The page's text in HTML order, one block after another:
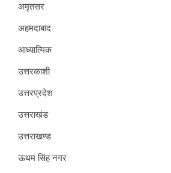
अमृतसर
अहमदाबाद
आध्यात्मिक
उत्तरकाशी
उत्तरप्रदेश
उत्तराखंड
उत्तराखण्ड
ऊधम सिंह नगर